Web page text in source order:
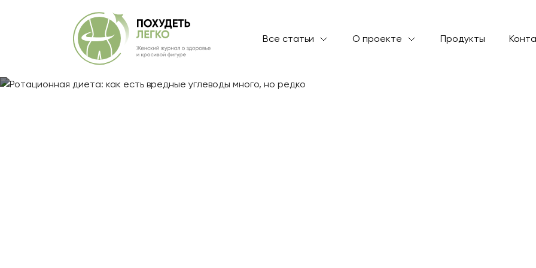
Все статьи О проекте Продукты